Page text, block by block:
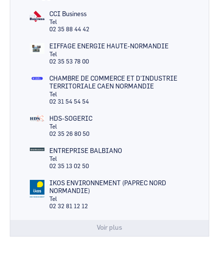
CCI Business
Tel
02 35 88 44 42
EIFFAGE ENERGIE HAUTE-NORMANDIE
Tel
02 35 53 78 00
CHAMBRE DE COMMERCE ET D'INDUSTRIE
TERRITORIALE CAEN NORMANDIE
Tel
02 31 54 54 54
HDS-SOGERIC
Tel
02 35 26 80 50
ENTREPRISE BALBIANO
Tel
02 35 13 02 50
IKOS ENVIRONNEMENT (PAPREC NORD
NORMANDIE)
Tel
02 32 81 12 12
Voir plus